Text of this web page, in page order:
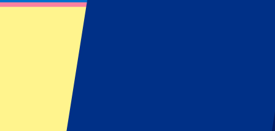
KRC Genk vs Club Brugge
5 de febrero de 2025 a las 20:45